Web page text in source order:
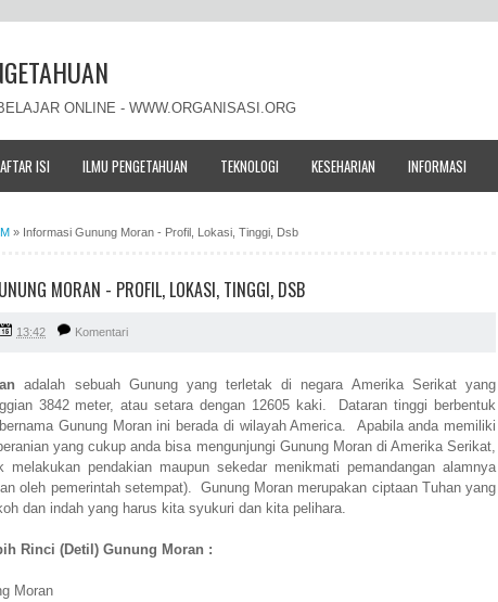
ONLINE - WWW.ORGANISASI.ORG
ISI ILMU PENGETAHUAN TEKNOLOGI KESEHARIAN INFORMASI
» Informasi Gunung Moran - Profil, Lokasi, Tinggi, Dsb
MORAN - PROFIL, LOKASI, TINGGI, DSB
13:42 Komentari
adalah sebuah Gunung yang terletak di negara Amerika Serikat yang
3842 meter, atau setara dengan 12605 kaki. Dataran tinggi berbentuk
Gunung Moran ini berada di wilayah America. Apabila anda memiliki
yang cukup anda bisa mengunjungi Gunung Moran di Amerika Serikat,
melakukan pendakian maupun sekedar menikmati pemandangan alamnya
oleh pemerintah setempat). Gunung Moran merupakan ciptaan Tuhan yang
dan indah yang harus kita syukuri dan kita pelihara.
Rinci (Detil) Gunung Moran :
Moran